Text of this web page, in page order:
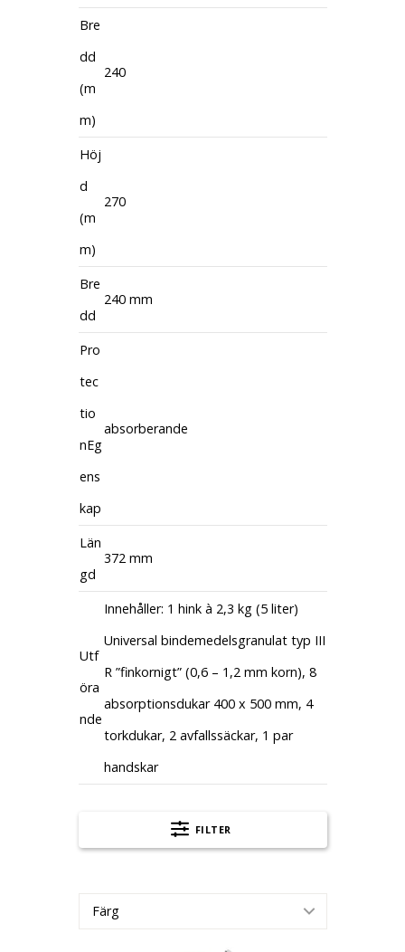
Bre
dd
(m
m)
240
Höj
d
(m
m)
270
Bre
dd
240 mm
Pro
tec
tio
nEg
ens
kap
absorberande
Län
gd
372 mm
Utf
öra
nde
Innehåller: 1 hink à 2,3 kg (5 liter)
Universal bindemedelsgranulat typ III
R ”finkornigt” (0,6 – 1,2 mm korn), 8
absorptionsdukar 400 x 500 mm, 4
torkdukar, 2 avfallssäckar, 1 par
handskar
FILTER
Färg